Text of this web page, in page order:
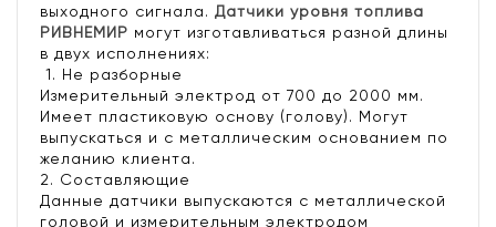
выходного сигнала. Датчики уровня топлива
РИВНЕМИР могут изготавливаться разной длины
в двух исполнениях:
1. Не разборные
Измерительный электрод от 700 до 2000 мм.
Имеет пластиковую основу (голову). Могут
выпускаться и с металлическим основанием по
желанию клиента.
2. Составляющие
Данные датчики выпускаются с металлической
головой и измерительным электродом